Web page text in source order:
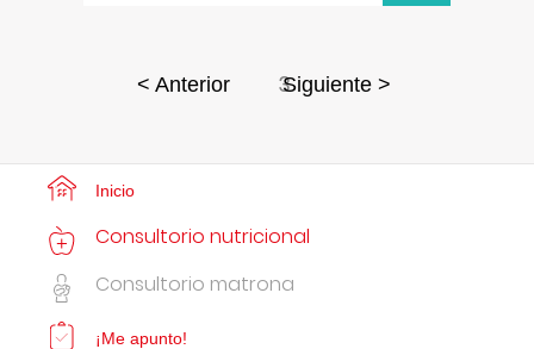
< Anterior 3Siguiente >
Inicio
Consultorio nutricional
Consultorio matrona
¡Me apunto!